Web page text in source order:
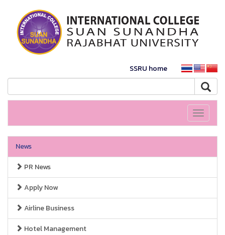
SSRU home
Toggle
News
PR News
Apply Now
Airline Business
Hotel Management